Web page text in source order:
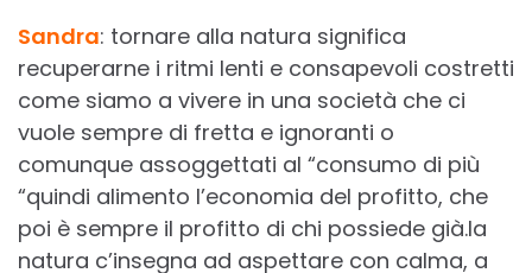
Sandra: tornare alla natura significa
recuperarne i ritmi lenti e consapevoli costretti
come siamo a vivere in una società che ci
vuole sempre di fretta e ignoranti o
comunque assoggettati al “consumo di più
“quindi alimento l’economia del profitto, che
poi è sempre il profitto di chi possiede già.la
natura c’insegna ad aspettare con calma, a